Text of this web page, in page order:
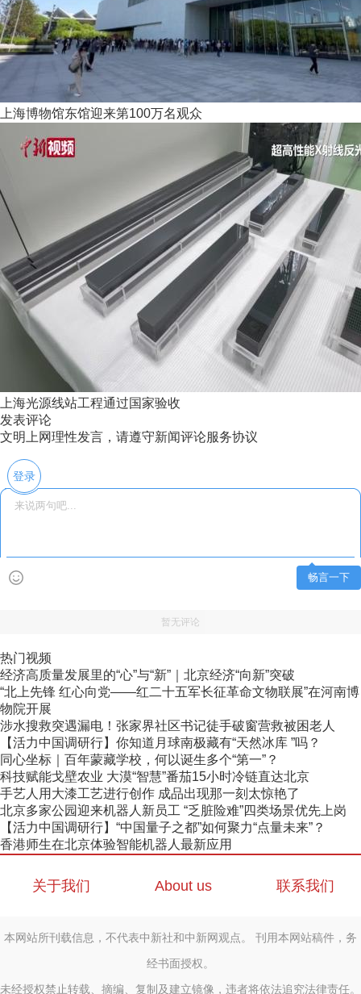
上海博物馆东馆迎来第100万名观众
上海光源线站工程通过国家验收
发表评论
文明上网理性发言，请遵守新闻评论服务协议
登录
畅言一下
暂无评论
热门视频
经济高质量发展里的“心”与“新”｜北京经济“向新”突破
“北上先锋 红心向党——红二十五军长征革命文物联展”在河南博
物院开展
涉水搜救突遇漏电！张家界社区书记徒手破窗营救被困老人
【活力中国调研行】你知道月球南极藏有“天然冰库 ”吗？
同心坐标｜百年蒙藏学校，何以诞生多个“第一”？
科技赋能戈壁农业 大漠“智慧”番茄15小时冷链直达北京
手艺人用大漆工艺进行创作 成品出现那一刻太惊艳了
北京多家公园迎来机器人新员工 “乏脏险难”四类场景优先上岗
【活力中国调研行】“中国量子之都”如何聚力“点量未来”？
香港师生在北京体验智能机器人最新应用
关于我们 About us 联系我们
本网站所刊载信息，不代表中新社和中新网观点。 刊用本网站稿件，务
经书面授权。
未经授权禁止转载、摘编、复制及建立镜像，违者将依法追究法律责任。